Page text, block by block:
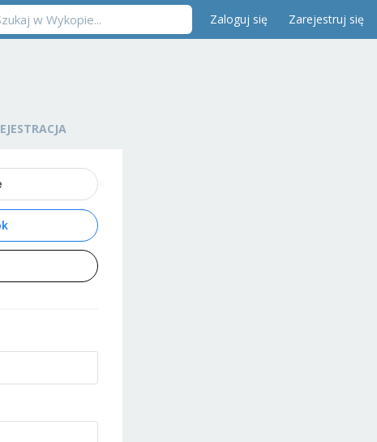
Zaloguj się Zarejestruj się